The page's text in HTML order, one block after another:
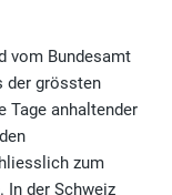
vom Bundesamt
der grössten
Tage anhaltender
zum
In der Schweiz